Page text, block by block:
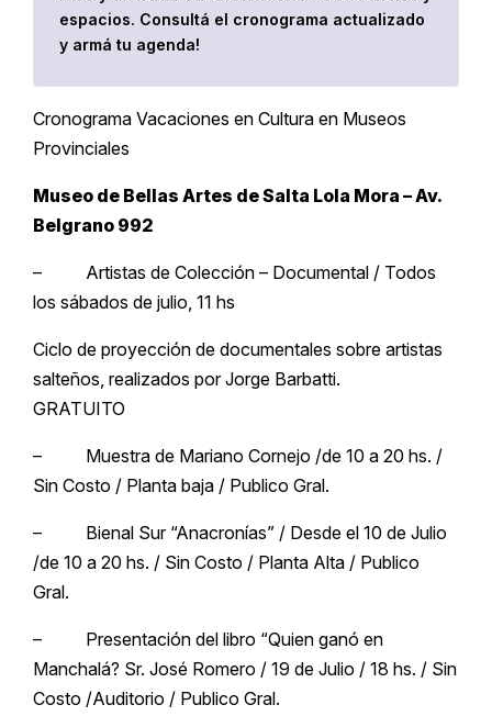
espacios. Consultá el cronograma actualizado
y armá tu agenda!
Cronograma Vacaciones en Cultura en Museos
Provinciales
Museo de Bellas Artes de Salta Lola Mora – Av.
Belgrano 992
– Artistas de Colección – Documental / Todos
los sábados de julio, 11 hs
Ciclo de proyección de documentales sobre artistas
salteños, realizados por Jorge Barbatti.
GRATUITO
– Muestra de Mariano Cornejo /de 10 a 20 hs. /
Sin Costo / Planta baja / Publico Gral.
– Bienal Sur “Anacronías” / Desde el 10 de Julio
/de 10 a 20 hs. / Sin Costo / Planta Alta / Publico
Gral.
– Presentación del libro “Quien ganó en
Manchalá? Sr. José Romero / 19 de Julio / 18 hs. / Sin
Costo /Auditorio / Publico Gral.